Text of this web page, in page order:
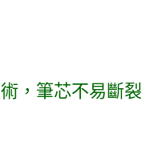
，筆芯不易斷裂